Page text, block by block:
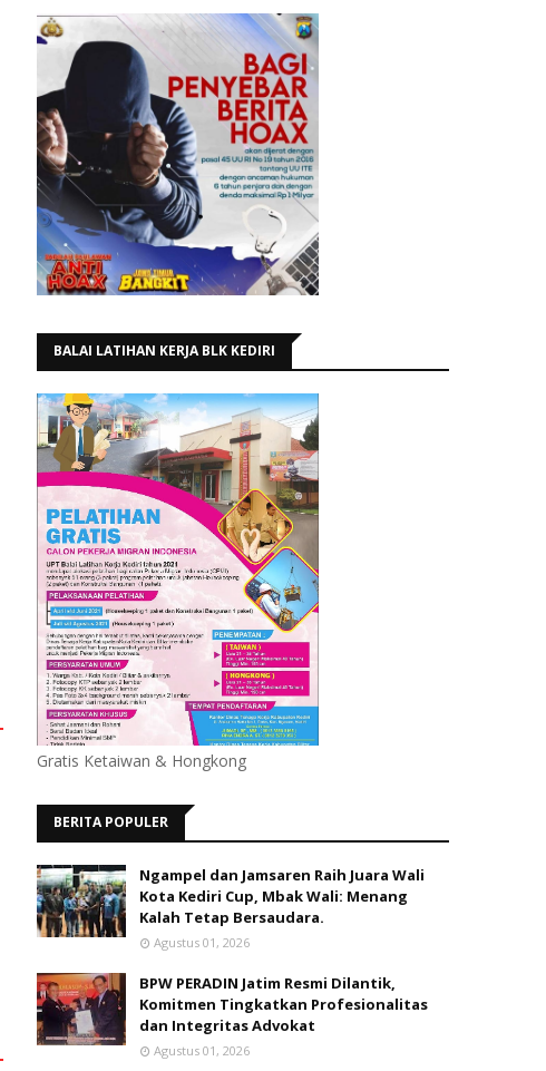
BALAI LATIHAN KERJA BLK KEDIRI
Gratis Ketaiwan & Hongkong
BERITA POPULER
Ngampel dan Jamsaren Raih Juara Wali
Kota Kediri Cup, Mbak Wali: Menang
Kalah Tetap Bersaudara.
Agustus 01, 2026
BPW PERADIN Jatim Resmi Dilantik,
Komitmen Tingkatkan Profesionalitas
dan Integritas Advokat
Agustus 01, 2026